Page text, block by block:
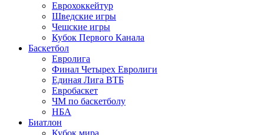
Еврохоккейтур
Шведские игры
Чешские игры
Кубок Первого Канала
Баскетбол
Евролига
Финал Четырех Евролиги
Единая Лига ВТБ
Евробаскет
ЧМ по баскетболу
НБА
Биатлон
Кубок мира